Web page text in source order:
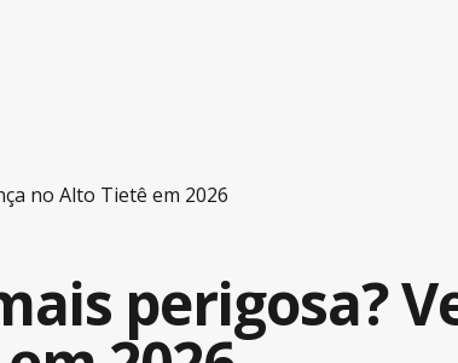
no Alto Tietê em 2026
perigosa?